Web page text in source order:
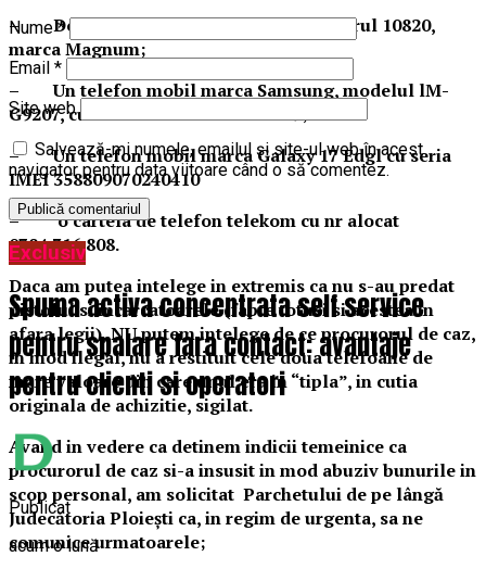
– Doua cutii a cate 25 de cartuse calibrul 10820,
marca Magnum;
– Un telefon mobil marca Samsung, modelul lM-
G9207, cu seria IMEI B15247507179;
– Un telefon mobil marca Galaxy 17 Edgl cu seria
IMEI 358809070240410
– o cartela de telefon telekom cu nr alocat
0784.316.808.
Daca am putea intelege in extremis ca nu s-au predat
pistolul si incarcatoarele (fapte totusi si acestea in
afara legii), NU putem intelege de ce procurorul de caz,
in mod ilegal, nu a restituit cele doua telefoane de
mare valoare din care unul era in “tipla”, in cutia
originala de achizitie, sigilat.
Avand in vedere ca detinem indicii temeinice ca
procurorul de caz si-a insusit in mod abuziv bunurile in
scop personal, am solicitat Parchetului de pe lângă
Judecătoria Ploiești ca, in regim de urgenta, sa ne
comunice urmatoarele;
Nume*
Email *
Site web
Salvează-mi numele, emailul și site-ul web în acest
navigator pentru data viitoare când o să comentez.
Exclusiv
Spuma activa concentrata self service
pentru spalare fara contact: avantaje
pentru clienti si operatori
Publicat
acum o lună